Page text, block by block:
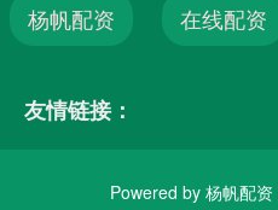
杨帆配资 在线配资
友情链接：
Powered by 杨帆配资